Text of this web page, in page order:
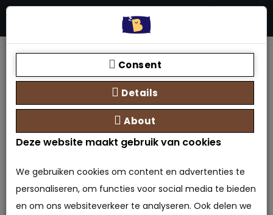
Zoeken
Marbella Opbergbank
Consent
Details
About
Deze website maakt gebruik van cookies
We gebruiken cookies om content en advertenties te
personaliseren, om functies voor social media te bieden
en om ons websiteverkeer te analyseren. Ook delen we